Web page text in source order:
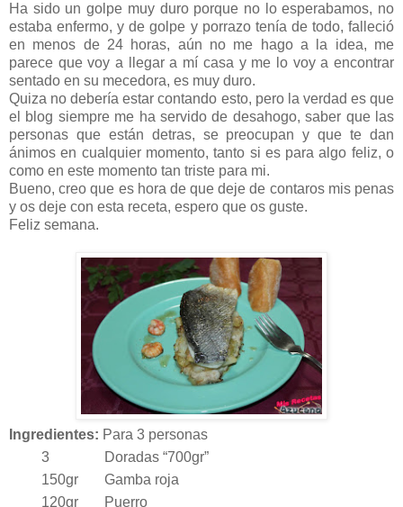
Ha sido un golpe muy duro porque no lo esperabamos, no
estaba enfermo, y de golpe y porrazo tenía de todo, falleció
en menos de 24 horas, aún no me hago a la idea, me
parece que voy a llegar a mí casa y me lo voy a encontrar
sentado en su mecedora, es muy duro.
Quiza no debería estar contando esto, pero la verdad es que
el blog siempre me ha servido de desahogo, saber que las
personas que están detras, se preocupan y que te dan
ánimos en cualquier momento, tanto si es para algo feliz, o
como en este momento tan triste para mi.
Bueno, creo que es hora de que deje de contaros mis penas
y os deje con esta receta, espero que os guste.
Feliz semana.
Ingredientes: Para 3 personas
3
Doradas “700gr”
150gr
Gamba roja
120gr
Puerro